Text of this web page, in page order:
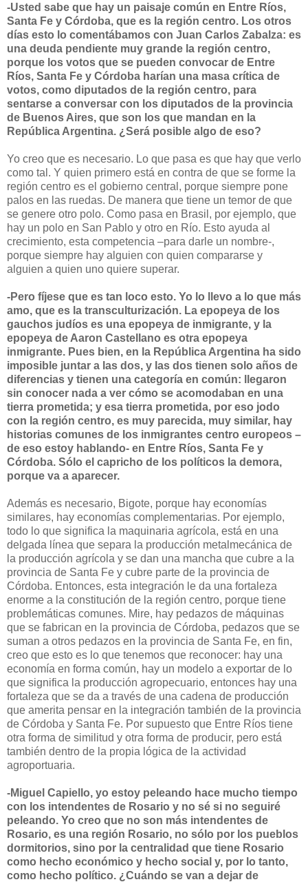
-Usted sabe que hay un paisaje común en Entre Ríos,
Santa Fe y Córdoba, que es la región centro. Los otros
días esto lo comentábamos con Juan Carlos Zabalza: es
una deuda pendiente muy grande la región centro,
porque los votos que se pueden convocar de Entre
Ríos, Santa Fe y Córdoba harían una masa crítica de
votos, como diputados de la región centro, para
sentarse a conversar con los diputados de la provincia
de Buenos Aires, que son los que mandan en la
República Argentina. ¿Será posible algo de eso?
Yo creo que es necesario. Lo que pasa es que hay que verlo
como tal. Y quien primero está en contra de que se forme la
región centro es el gobierno central, porque siempre pone
palos en las ruedas. De manera que tiene un temor de que
se genere otro polo. Como pasa en Brasil, por ejemplo, que
hay un polo en San Pablo y otro en Río. Esto ayuda al
crecimiento, esta competencia –para darle un nombre-,
porque siempre hay alguien con quien compararse y
alguien a quien uno quiere superar.
-Pero fíjese que es tan loco esto. Yo lo llevo a lo que más
amo, que es la transculturización. La epopeya de los
gauchos judíos es una epopeya de inmigrante, y la
epopeya de Aaron Castellano es otra epopeya
inmigrante. Pues bien, en la República Argentina ha sido
imposible juntar a las dos, y las dos tienen solo años de
diferencias y tienen una categoría en común: llegaron
sin conocer nada a ver cómo se acomodaban en una
tierra prometida; y esa tierra prometida, por eso jodo
con la región centro, es muy parecida, muy similar, hay
historias comunes de los inmigrantes centro europeos –
de eso estoy hablando- en Entre Ríos, Santa Fe y
Córdoba. Sólo el capricho de los políticos la demora,
porque va a aparecer.
Además es necesario, Bigote, porque hay economías
similares, hay economías complementarias. Por ejemplo,
todo lo que significa la maquinaria agrícola, está en una
delgada línea que separa la producción metalmecánica de
la producción agrícola y se dan una mancha que cubre a la
provincia de Santa Fe y cubre parte de la provincia de
Córdoba. Entonces, esta integración le da una fortaleza
enorme a la constitución de la región centro, porque tiene
problemáticas comunes. Mire, hay pedazos de máquinas
que se fabrican en la provincia de Córdoba, pedazos que se
suman a otros pedazos en la provincia de Santa Fe, en fin,
creo que esto es lo que tenemos que reconocer: hay una
economía en forma común, hay un modelo a exportar de lo
que significa la producción agropecuario, entonces hay una
fortaleza que se da a través de una cadena de producción
que amerita pensar en la integración también de la provincia
de Córdoba y Santa Fe. Por supuesto que Entre Ríos tiene
otra forma de similitud y otra forma de producir, pero está
también dentro de la propia lógica de la actividad
agroportuaria.
-Miguel Capiello, yo estoy peleando hace mucho tiempo
con los intendentes de Rosario y no sé si no seguiré
peleando. Yo creo que no son más intendentes de
Rosario, es una región Rosario, no sólo por los pueblos
dormitorios, sino por la centralidad que tiene Rosario
como hecho económico y hecho social y, por lo tanto,
como hecho político. ¿Cuándo se van a dejar de